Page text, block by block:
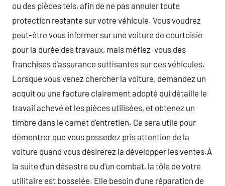
ou des pièces tels, afin de ne pas annuler toute
protection restante sur votre véhicule. Vous voudrez
peut-être vous informer sur une voiture de courtoisie
pour la durée des travaux, mais méfiez-vous des
franchises d’assurance suffisantes sur ces véhicules.
Lorsque vous venez chercher la voiture, demandez un
acquit ou une facture clairement adopté qui détaille le
travail achevé et les pièces utilisées, et obtenez un
timbre dans le carnet d’entretien. Ce sera utile pour
démontrer que vous possedez pris attention de la
voiture quand vous désirerez la développer les ventes.À
la suite d’un désastre ou d’un combat, la tôle de votre
utilitaire est bosselée. Elle besoin d’une réparation de